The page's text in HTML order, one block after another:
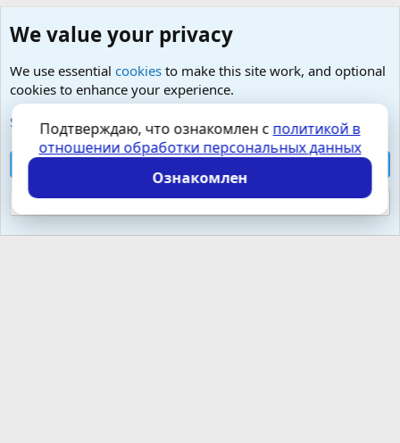
Психология и отношения, включая сексуальность.
Cookies
Russian (RU)
Условия и правила
Политика конфиденциальности
Помощь
S
S
Локализация отXenForo.Info
We value your privacy
We use essential cookies to make this site work, and optional
cookies to enhance your experience.
See further information and configure your preferences
Reject optional cookies
Подтверждаю, что ознакомлен с политикой в
отношении обработки персональных данных
Ознакомлен